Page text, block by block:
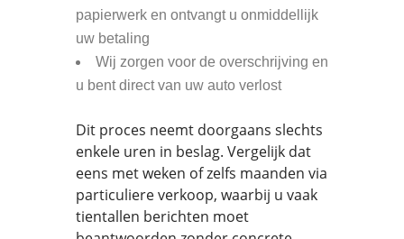
papierwerk en ontvangt u onmiddellijk
uw betaling
Wij zorgen voor de overschrijving en
u bent direct van uw auto verlost
Dit proces neemt doorgaans slechts
enkele uren in beslag. Vergelijk dat
eens met weken of zelfs maanden via
particuliere verkoop, waarbij u vaak
tientallen berichten moet